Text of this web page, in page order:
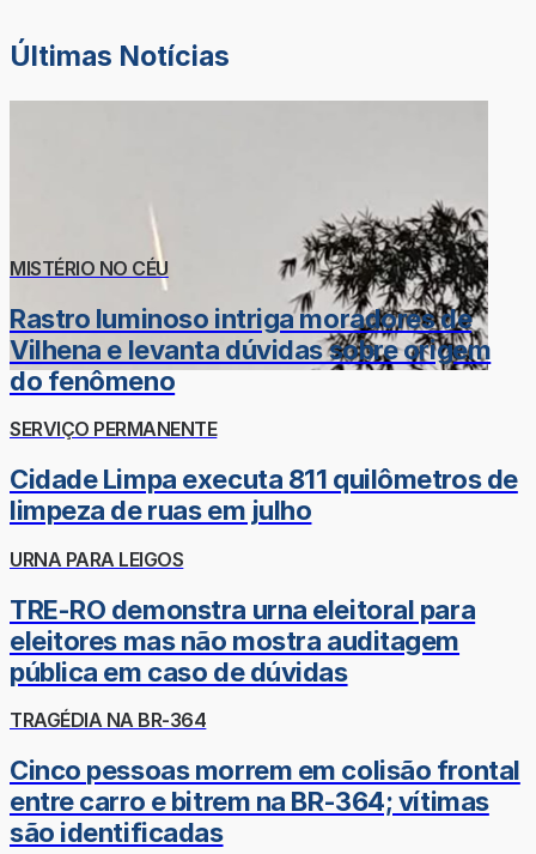
Últimas Notícias
MISTÉRIO NO CÉU
Rastro luminoso intriga moradores de
Vilhena e levanta dúvidas sobre origem
do fenômeno
SERVIÇO PERMANENTE
Cidade Limpa executa 811 quilômetros de
limpeza de ruas em julho
URNA PARA LEIGOS
TRE-RO demonstra urna eleitoral para
eleitores mas não mostra auditagem
pública em caso de dúvidas
TRAGÉDIA NA BR-364
Cinco pessoas morrem em colisão frontal
entre carro e bitrem na BR-364; vítimas
são identificadas